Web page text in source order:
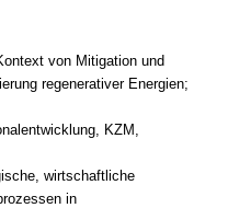
von Mitigation und
regenerativer Energien;
KZM,
wirtschaftliche
in